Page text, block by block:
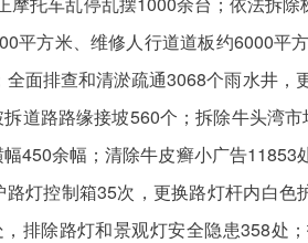
平方米、维修人行道道板约6000平
面排查和清淤疏通3068个雨水井
道路路缘接坡560个；拆除牛头湾
450余幅；清除牛皮癣小广告
灯控制箱35次，更换路灯杆内白
排除路灯和景观灯安全隐患358处